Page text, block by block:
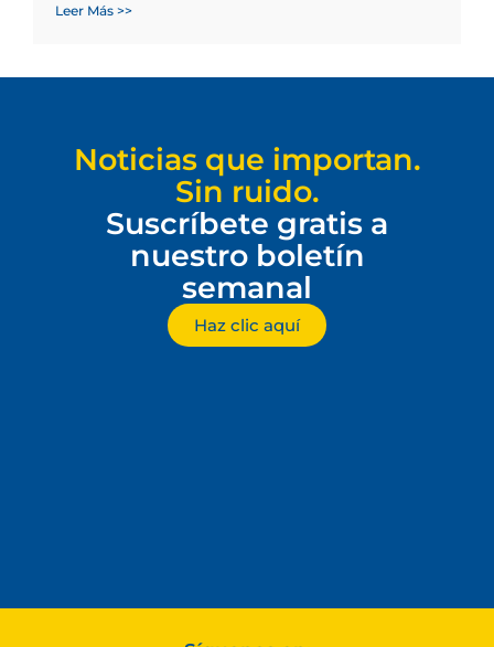
Leer Más >>
Noticias que importan.
Sin ruido.
Suscríbete gratis a
nuestro boletín
semanal
Haz clic aquí